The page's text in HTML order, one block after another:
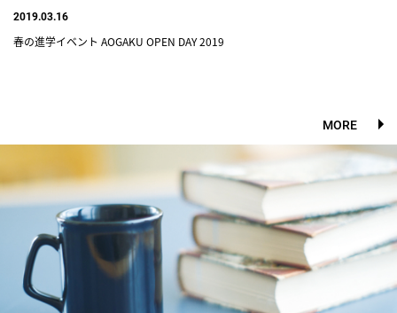
2019.03.16
春の進学イベント AOGAKU OPEN DAY 2019
MORE